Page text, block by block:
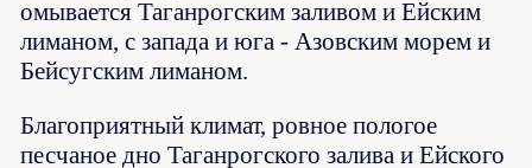
омывается Таганрогским заливом и Ейским
лиманом, с запада и юга - Азовским морем и
Бейсугским лиманом.
Благоприятный климат, ровное пологое
песчаное дно Таганрогского залива и Ейского